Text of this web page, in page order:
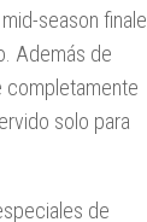
season finale
Además de
completamente
solo para
de